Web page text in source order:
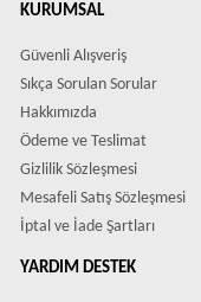
KURUMSAL
Güvenli Alışveriş
Sıkça Sorulan Sorular
Hakkımızda
Ödeme ve Teslimat
Gizlilik Sözleşmesi
Mesafeli Satış Sözleşmesi
İptal ve İade Şartları
YARDIM DESTEK